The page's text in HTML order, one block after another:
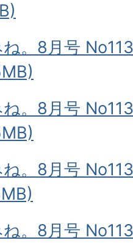
。8月号
。8月号
。8月号
。8月号